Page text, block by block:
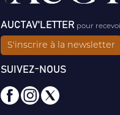
AUCTAV'LETTER pour
S'inscrire à la newsletter
SUIVEZ-NOUS